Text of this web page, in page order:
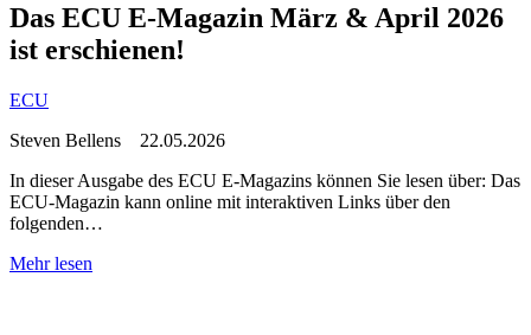
Das ECU E-Magazin März & April 2026
ist erschienen!
ECU
Steven Bellens 22.05.2026
In dieser Ausgabe des ECU E-Magazins können Sie lesen über: Das
ECU-Magazin kann online mit interaktiven Links über den
folgenden…
Mehr lesen